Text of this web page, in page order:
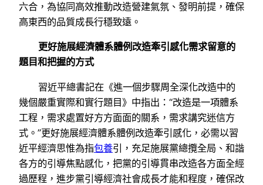
六合，為協同高效推動改造營建氣氛、發明前提，確保
高東西的品質成長行穩致遠。
更好施展經濟體系體例改造牽引感化需求留意的
題目和把握的方式
習近平總書記在《進一個步驟周全深化改造中的
幾個嚴重實際和實行題目》中指出：“改造是一項體系
工程，需求處置好方方面面的關系，需求講究迷信方
式。”更好施展經濟體系體例改造牽引感化，必需以習
近平經濟思惟為指包養引，充足施展黨總攬全局、和諧
各方的引導焦點感化，把黨的引導貫串改造各方面全經
過歷程，進步黨引導經濟社會成長才能和程度，確保改